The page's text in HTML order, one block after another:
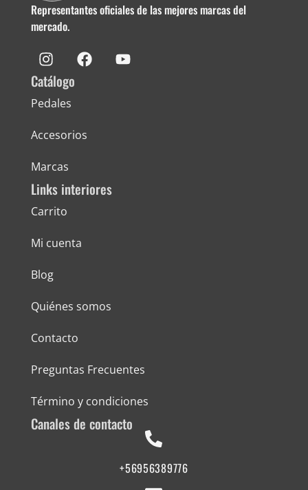
Representantes oficiales de las mejores marcas del
mercado.
Catálogo
Pedales
Accesorios
Marcas
Links interiores
Carrito
Mi cuenta
Blog
Quiénes somos
Contacto
Preguntas Frecuentes
Término y condiciones
Canales de contacto
+56956389776